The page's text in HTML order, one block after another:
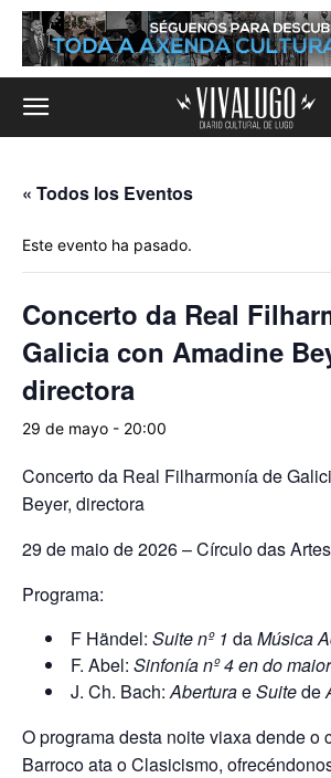
« Todos los Eventos
Este evento ha pasado.
Concerto da Real
Galicia con Amadine
directora
29 de mayo - 20:00
Concerto da Real Filharmonía de
Beyer, directora
29 de maio de 2026 – Círculo das
Programa:
F Händel: Suite nº 1 daMúsica
F. Abel: Sinfonía nº 4 en do maior
J. Ch. Bach:AberturaeSuitede
O programa desta noite viaxa dende o
Barroco ata o Clasicismo,